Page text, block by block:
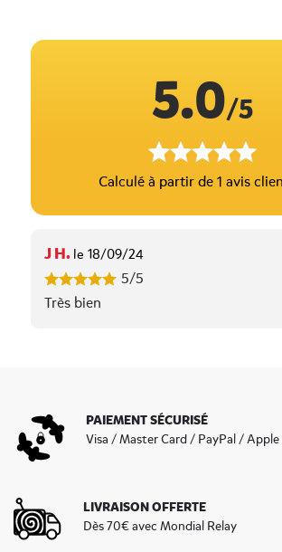
5.0/5
Calculé à partir de 1 avis
J H. le 18/09/24
5/5
Très bien
PAIEMENT SÉCURISÉ
Visa / Master Card / PayPal / Apple
LIVRAISON OFFERTE
Dès 70€ avec Mondial Relay